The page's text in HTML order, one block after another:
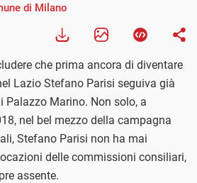
di Milano
che prima ancora di diventare
Lazio Stefano Parisi seguiva già
Marino. Non solo, a
nel bel mezzo della campagna
Stefano Parisi non ha mai
delle commissioni consiliari,
assente.